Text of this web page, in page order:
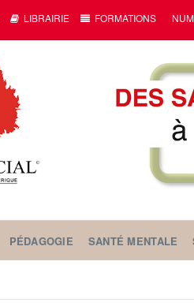
LIBRAIRIE FORMATIONS
PÉDAGOGIE SANTÉ MENTALE